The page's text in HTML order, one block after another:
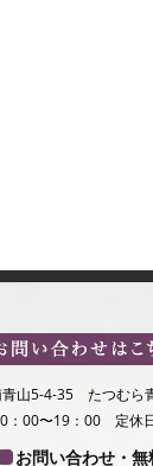
山5-4-35 たつむら
：00〜19：00 定休
お問い合わせ・